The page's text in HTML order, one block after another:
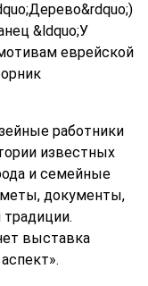
&ldquo;У
еврейской
работники
известных
и семейные
документы,
выставка